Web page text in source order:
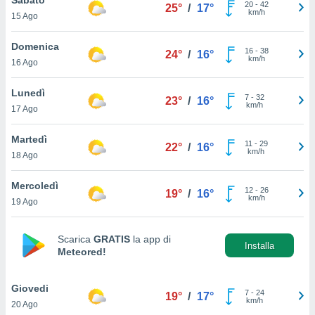
è
al sito
di
ci
di
il
un
la
nella
15 Ago
25° / 17° 20- 42
km/h
Domenica
16 Ago
24° / 16° 16- 38
km/h
Lunedì
17 Ago
23° / 16° 7- 32
km/h
Martedì
18 Ago
22° / 16° 11 - 29
km/h
Mercoledì
19 Ago
19° / 16° 12- 26
km/h
Scarica GRATIS la app di
Meteored!
Installa
Giovedi
20 Ago
19° / 17° 7- 24
km/h